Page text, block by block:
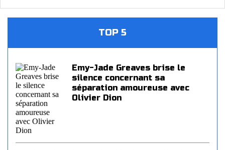
TOP 5
Emy-Jade Greaves brise le
silence concernant sa
séparation amoureuse avec
Olivier Dion